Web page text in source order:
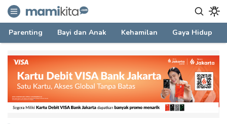
mamikita.com
Informasi Parenting untuk Mami Milenial
Parenting Bayi dan Anak Kehamilan Gaya Hidup